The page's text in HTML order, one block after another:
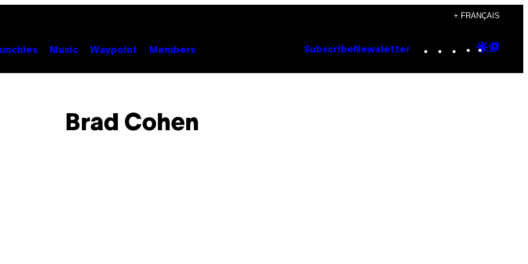
+ FRANÇAIS
Music Waypoint Members Subscribe Newsletter Instagram
TikTok
YouTube
Google
Brad Cohen